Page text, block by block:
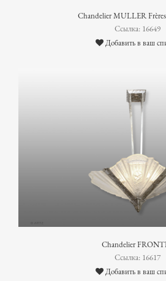
Chandelier MULLER
Ссылка: 16649
Добавить в ваш
Chandelier
Ссылка: 16617
Добавить в ваш